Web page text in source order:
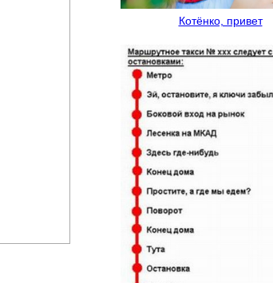
Котёнко, привет